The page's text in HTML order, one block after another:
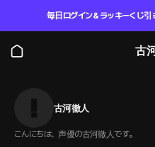
毎日ログイン＆ラッキーくじ引
古
古河徹人
こんにちは、声優の古河徹人です。